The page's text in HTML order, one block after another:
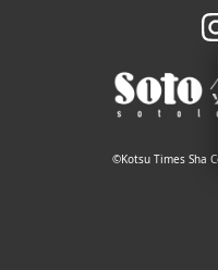
©Kotsu Times Sha